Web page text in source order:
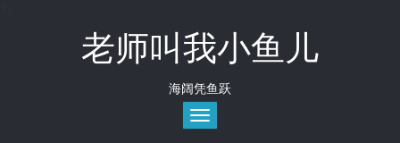
老师叫我小鱼儿
海阔凭鱼跃
Toggle
navigation